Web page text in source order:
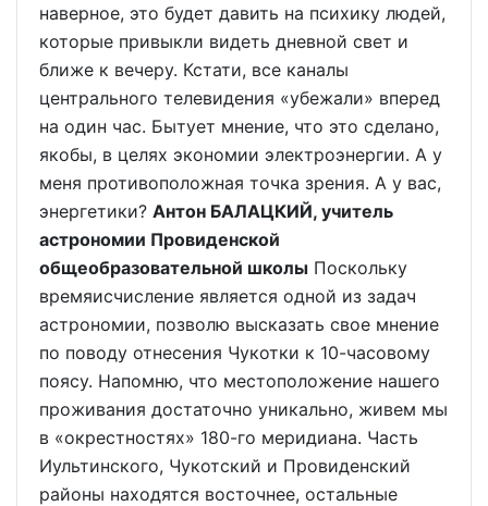
наверное, это будет давить на психику людей,
которые привыкли видеть дневной свет и
ближе к вечеру. Кстати, все каналы
центрального телевидения «убежали» вперед
на один час. Бытует мнение, что это сделано,
якобы, в целях экономии электроэнергии. А у
меня противоположная точка зрения. А у вас,
энергетики? Антон БАЛАЦКИЙ, учитель
астрономии Провиденской
общеобразовательной школы Поскольку
времяисчисление является одной из задач
астрономии, позволю высказать свое мнение
по поводу отнесения Чукотки к 10-часовому
поясу. Напомню, что местоположение нашего
проживания достаточно уникально, живем мы
в «окрестностях» 180-го меридиана. Часть
Иультинского, Чукотский и Провиденский
районы находятся восточнее, остальные